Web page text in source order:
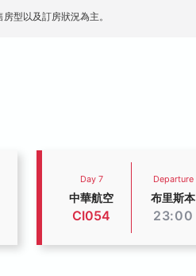
型以及訂房狀況為主。
Day 7
中華航空
CI054
Departure
布里斯本
23:00